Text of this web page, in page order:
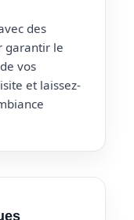
des
garantir le
vos
et laissez-